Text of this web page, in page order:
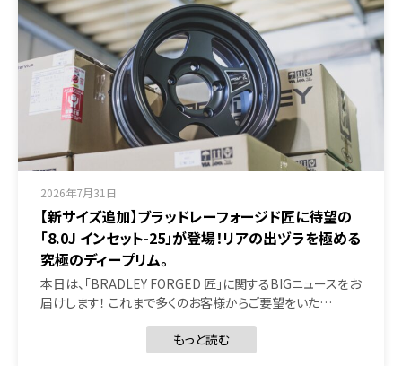
2026年7月31日
【新サイズ追加】ブラッドレーフォージド匠に待望の
「8.0J インセット-25」が登場！リアの出ヅラを極める
究極のディープリム。
本日は、「BRADLEY FORGED 匠」に関するBIGニュースをお
届けします！ これまで多くのお客様からご要望をいた…
もっと読む